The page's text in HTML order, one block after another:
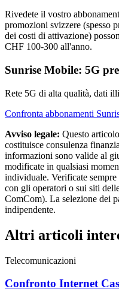
Rivedete il vostro
promozioni svizzere (spesso
dei costi di attivazione)
CHF 100-300 all'anno.
Sunrise Mobile: 5G
Rete 5G di alta qualità, dati
Confronta abbonamenti
Avviso legale: Questo
costituisce consulenza
informazioni sono valide al
modificate in qualsiasi
individuale. Verificate
con gli operatori o sui siti
ComCom). La selezione dei
indipendente.
Altri articoli
Telecomunicazioni
Confronto Internet